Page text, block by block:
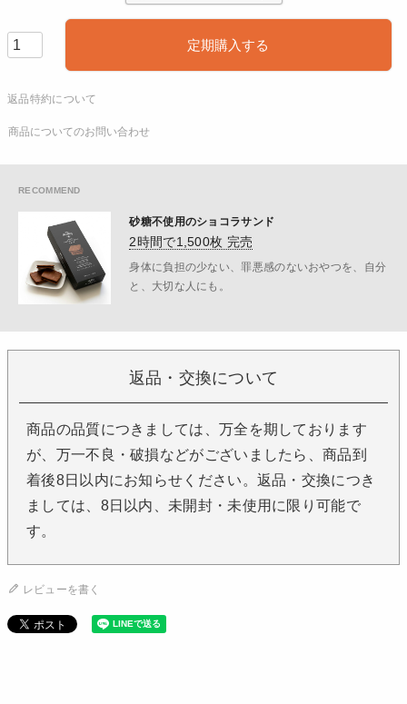
定期購入する
返品特約について
商品についてのお問い合わせ
砂糖不使用のショコラサンド
2時間で1,500枚 完売
身体に負担の少ない、罪悪感のないおやつを、自分
と、大切な人にも。
返品・交換について
商品の品質につきましては、万全を期しております
が、万一不良・破損などがございましたら、商品到
着後8日以内にお知らせください。返品・交換につき
ましては、8日以内、未開封・未使用に限り可能で
す。
レビューを書く